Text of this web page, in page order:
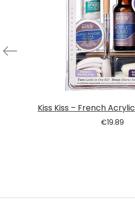
Kiss Kiss – French
€19.89